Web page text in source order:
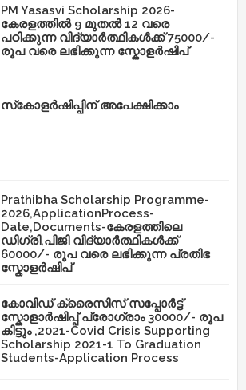
PM Yasasvi Scholarship 2026-
കേരളത്തിൽ 9 മുതൽ 12 വരെ
പഠിക്കുന്ന വിദ്യാർത്ഥികൾക്ക് 75000/-
രൂപ വരെ ലഭിക്കുന്ന സ്കോളർഷിപ്
സ്‌കോളർഷിപ്പിന് അപേക്ഷിക്കാം
Prathibha Scholarship Programme-
2026,ApplicationProcess-
Date,Documents-കേരളത്തിലെ
ഡിഗ്രി,പിജി വിദ്യാർത്ഥികൾക്ക്
60000/- രൂപ വരെ ലഭിക്കുന്ന പ്രതിഭ
സ്കോളർഷിപ്
കോവിഡ് ക്രൈസിസ് സപ്പോർട്ട്
സ്കോളാർഷിപ്പ് പ്രോഗ്രാം 30000/- രൂപ
കിട്ടും ,2021-Covid Crisis Supporting
Scholarship 2021-1 To Graduation
Students-Application Process